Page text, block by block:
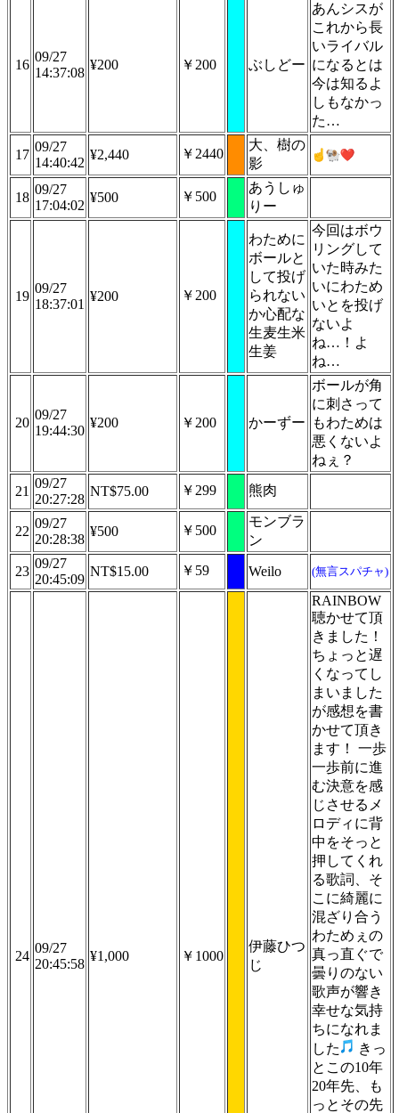
16
09/27
14:37:08
¥200 ￥200 ぶしどー
あんシスが
これから長
いライバル
になるとは
今は知るよ
しもなかっ
た…
17
09/27
14:40:42
¥2,440 ￥2440
大、樹の
影
18
09/27
17:04:02
¥500 ￥500
あうしゅ
りー
19
09/27
18:37:01
¥200 ￥200
わために
ボールと
して投げ
られない
か心配な
生麦生米
生姜
今回はボウ
リングして
いた時みた
いにわため
いとを投げ
ないよ
ね…！よ
ね…
20
09/27
19:44:30
¥200 ￥200 かーずー
ボールが角
に刺さって
もわためは
悪くないよ
ねぇ？
21
09/27
20:27:28
NT$75.00 ￥299 熊肉
22
09/27
20:28:38
¥500 ￥500
モンブラ
ン
23
09/27
20:45:09
NT$15.00 ￥59 Weilo (無言スパチャ)
24
09/27
20:45:58
¥1,000 ￥1000
伊藤ひつ
じ
RAINBOW
聴かせて頂
きました！
ちょっと遅
くなってし
まいました
が感想を書
かせて頂き
ます！ 一歩
一歩前に進
む決意を感
じさせるメ
ロディに背
中をそっと
押してくれ
る歌詞、そ
こに綺麗に
混ざり合う
わためぇの
真っ直ぐで
曇りのない
歌声が響き
幸せな気持
ちになれま
した
きっ
とこの10年
20年先、も
っとその先